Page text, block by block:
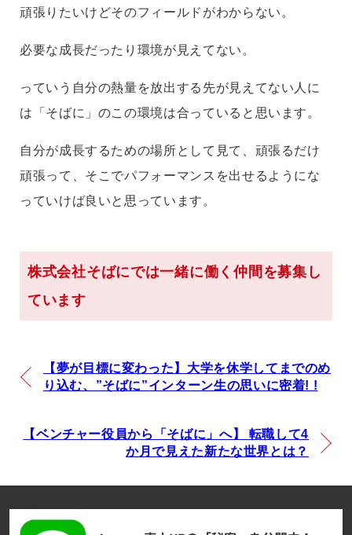
頑張りたいけどそのフィールドがわからない。
必要な成長だったり環境が見えてない。
っていう自分の熱量を放出する先が見えてない人に
は「そばに」のこの環境は合っていると思います。
自分が成長するための場所として見て、頑張るだけ
頑張って、そこでパフォーマンスを出せるようにな
っていけば良いと思っています。
株式会社そばにでは一緒に働く仲間を募集し
ています
【夢が目標に変わった】大学を休学してまでのめ
り込む、”そばに”インターン生の思いに密着! !
【ベンチャー役員から「そばに」へ】 転職して4
か月で見えた新たな世界とは？